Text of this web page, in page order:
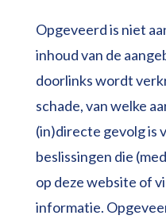
Opgeveerd is niet
inhoud van de
doorlinks wordt
schade, van welke
(in)directe gevolg is
beslissingen die
op deze website of
informatie.